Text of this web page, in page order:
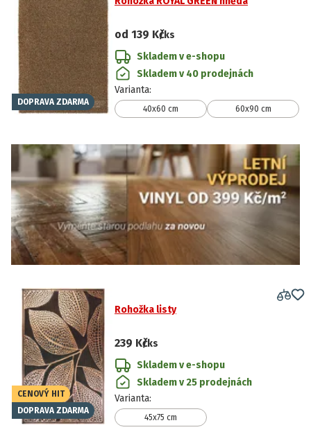
DOPRAVA ZDARMA
od 139 Kč/ks
Skladem v e-shopu
Skladem v 40 prodejnách
Varianta:
40x60 cm 60x90 cm
CENOVÝ HIT
DOPRAVA ZDARMA
Rohožka listy
239 Kč/ks
Skladem v e-shopu
Skladem v 25 prodejnách
Varianta:
45x75 cm